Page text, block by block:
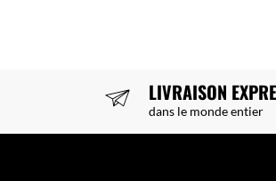
LIVRAISON
dans le monde entier